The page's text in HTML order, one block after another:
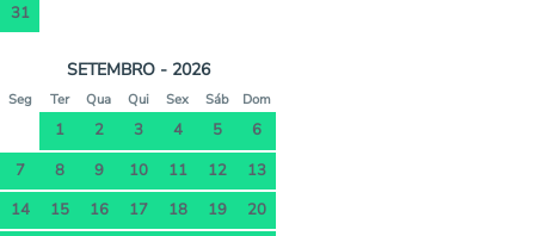
31
SETEMBRO - 2026
Seg Ter Qua Qui Sex Sáb Dom
1 2 3 4 5
6
7
8 9 10 11 12
13
14
15 16 17 18 19
20